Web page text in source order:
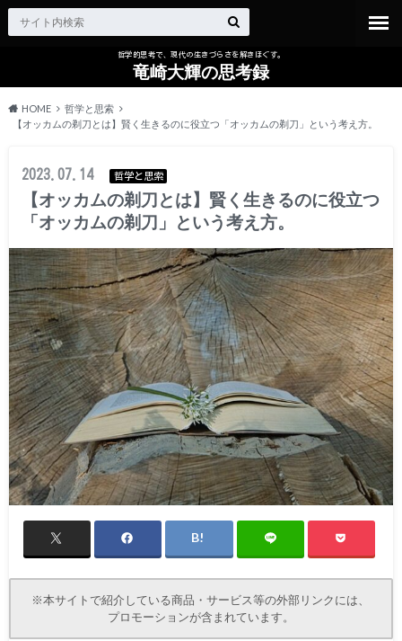
哲学的思考で、現代の生きづらさを解きほぐす。
竜崎大輝の思考録
HOME
哲学と思索
【オッカムの剃刀とは】賢く生きるのに役立つ「オッカムの剃刀」という考え方。
2023.07.14 哲学と思索
【オッカムの剃刀とは】賢く生きるのに役立つ
「オッカムの剃刀」という考え方。
※本サイトで紹介している商品・サービス等の外部リンクには、
プロモーションが含まれています。